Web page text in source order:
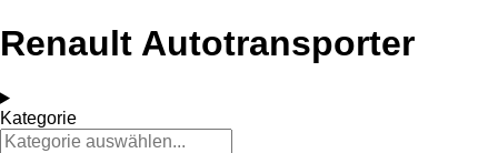
Renault Autotransporter
Kategorie